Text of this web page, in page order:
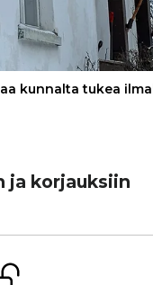
kunnalta tukea
ja kor­jauk­siin